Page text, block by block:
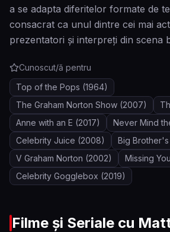
a se adapta diferitelor formate de
consacrat ca unul dintre cei mai
prezentatori și interpreți din scena
Cunoscut/ă pentru
Top of the Pops (1964)
The Graham Norton Show (2007)
Anne with an E (2017) Never Mind
Celebrity Juice (2008) Big
V Graham Norton (2002) Missing You
Celebrity Gogglebox (2019)
Filme și Seriale cu